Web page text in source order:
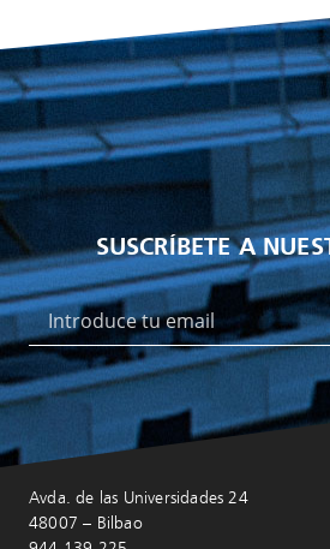
SUSCRÍBETE A
Avda. de las Universidades 24
48007 – Bilbao